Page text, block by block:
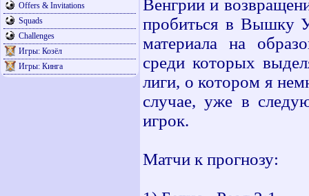
Offers & Invitations
Squads
Challenges
Игры: Козёл
Игры: Кинга
Венгрии и
пробиться в Вышку
материала на
среди которых
лиги, о котором я
случае, уже в
игрок.
Матчи к прогнозу: